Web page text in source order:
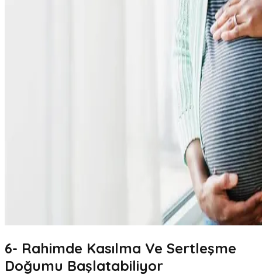
6- Rahimde Kasılma Ve Sertleşme
Doğumu Başlatabiliyor